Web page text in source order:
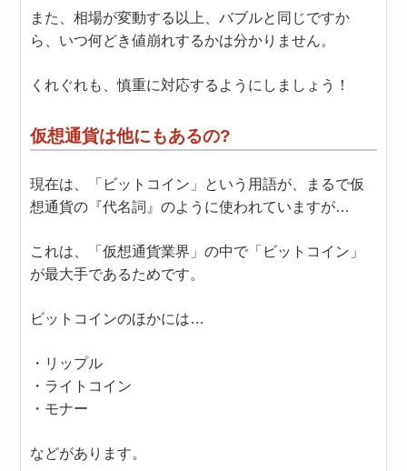
また、相場が変動する以上、バブルと同じですか
ら、いつ何どき値崩れするかは分かりません。
くれぐれも、慎重に対応するようにしましょう！
仮想通貨は他にもあるの?
現在は、「ビットコイン」という用語が、まるで仮
想通貨の『代名詞』のように使われていますが…
これは、「仮想通貨業界」の中で「ビットコイン」
が最大手であるためです。
ビットコインのほかには…
・リップル
・ライトコイン
・モナー
などがあります。